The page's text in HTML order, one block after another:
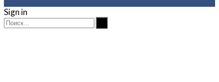
Sign in